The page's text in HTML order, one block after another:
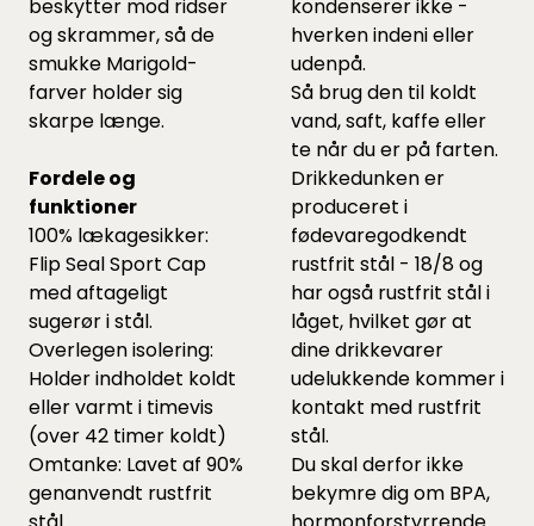
beskytter mod ridser
og skrammer, så de
smukke Marigold-
farver holder sig
skarpe længe.
Fordele og
funktioner
100% lækagesikker:
Flip Seal Sport Cap
med aftageligt
sugerør i stål.
Overlegen isolering:
Holder indholdet koldt
eller varmt i timevis
(over 42 timer koldt)
Omtanke: Lavet af 90%
genanvendt rustfrit
kondenserer ikke -
hverken indeni eller
udenpå.
Så brug den til koldt
vand, saft, kaffe eller
te når du er på farten.
Drikkedunken er
produceret i
fødevaregodkendt
rustfrit stål - 18/8 og
har også rustfrit stål i
låget, hvilket gør at
dine drikkevarer
udelukkende kommer i
kontakt med rustfrit
stål.
Du skal derfor ikke
bekymre dig om BPA,